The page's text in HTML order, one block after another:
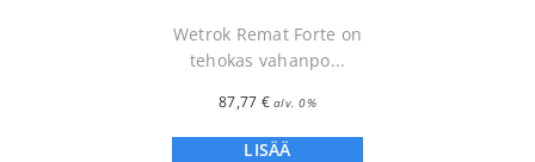
Wetrok Remat Forte on
tehokas vahanpo...
87,77 € alv. 0%
LISÄÄ